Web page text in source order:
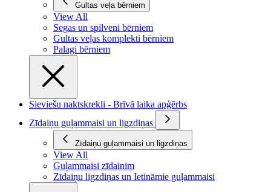
Gultas veļa bērniem
View All
Segas un spilveni bērniem
Gultas veļas komplekti bērniem
Palagi bērniem
Sieviešu naktskrekli - Brīvā laika apģērbs
Zīdaiņu guļammaisi un ligzdiņas
Zīdaiņu guļammaisi un ligzdiņas
View All
Guļammaisi zīdainim
Zīdaiņu ligzdiņas un Ietināmie guļammaisi